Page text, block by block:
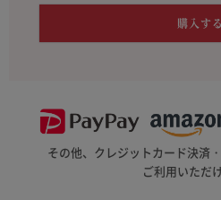
その他、クレジットカード決済
ご利用いただ